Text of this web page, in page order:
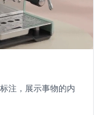
注，展示事物的内